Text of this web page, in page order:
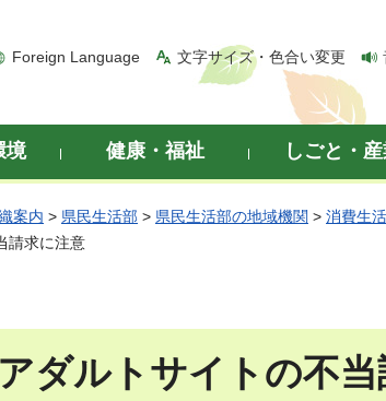
Foreign Language 文字サイズ・色合い変更
境 健康・福祉 しごと・
案内 > 県民生活部 > 県民生活部の地域機関 > 消費生
請求に注意
アダルトサイトの不